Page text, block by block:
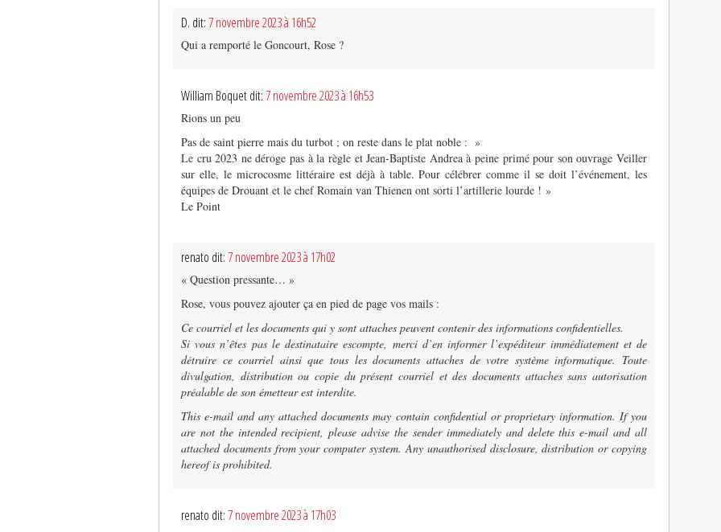
D. dit:7 novembre 2023 à 16h52
Qui a remporté le Goncourt, Rose ?
William Boquet dit:7 novembre 2023 à 16h53
Rions un peu
Pas de saint pierre mais du turbot ; on reste dans le plat noble : »
Le cru 2023 ne déroge pas à la règle et Jean-Baptiste Andrea à peine primé pour son ouvrage Veiller
sur elle, le microcosme littéraire est déjà à table. Pour célébrer comme il se doit l’événement, les
équipes de Drouant et le chef Romain van Thienen ont sorti l’artillerie lourde ! »
Le Point
renato dit:7 novembre 2023 à 17h02
« Question pressante… »
Rose, vous pouvez ajouter ça en pied de page vos mails :
Ce courriel et les documents qui y sont attaches peuvent contenir des informations confidentielles.
Si vous n’êtes pas le destinataire escompte, merci d’en informer l’expéditeur immédiatement et de
détruire ce courriel ainsi que tous les documents attaches de votre système informatique. Toute
divulgation, distribution ou copie du présent courriel et des documents attaches sans autorisation
préalable de son émetteur est interdite.
This e-mail and any attached documents may contain confidential or proprietary information. If you
are not the intended recipient, please advise the sender immediately and delete this e-mail and all
attached documents from your computer system. Any unauthorised disclosure, distribution or copying
hereof is prohibited.
renato dit:7 novembre 2023 à 17h03